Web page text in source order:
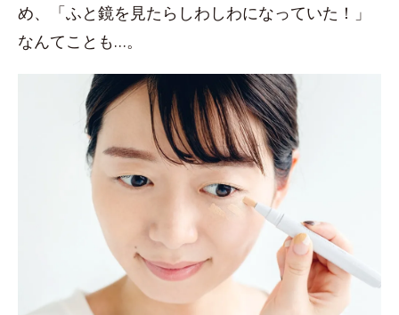
め、「ふと鏡を見たらしわしわになっていた！」
なんてことも…。